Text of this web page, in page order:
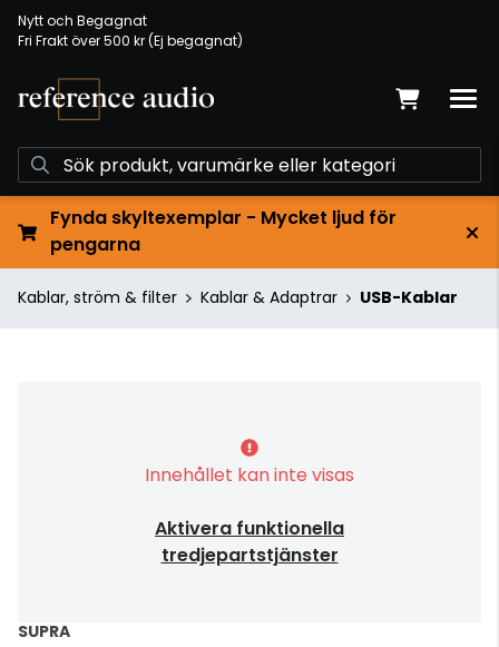
Nytt och Begagnat
Fri Frakt över 500 kr (Ej begagnat)
Fynda skyltexemplar - Mycket ljud för
pengarna
Kablar, ström & filter Kablar & Adaptrar USB-Kablar
Innehållet kan inte visas
Aktivera funktionella
tredjepartstjänster
SUPRA